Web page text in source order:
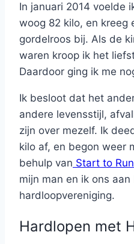
In januari 2014 voelde
woog 82 kilo, en kreeg
gordelroos bij. Als de
waren kroop ik het
Daardoor ging ik me
Ik besloot dat het
andere levensstijl,
zijn over mezelf. Ik
kilo af, en begon weer
behulp van Start to Run
mijn man en ik ons aan
hardloopvereniging.
Hardlopen met